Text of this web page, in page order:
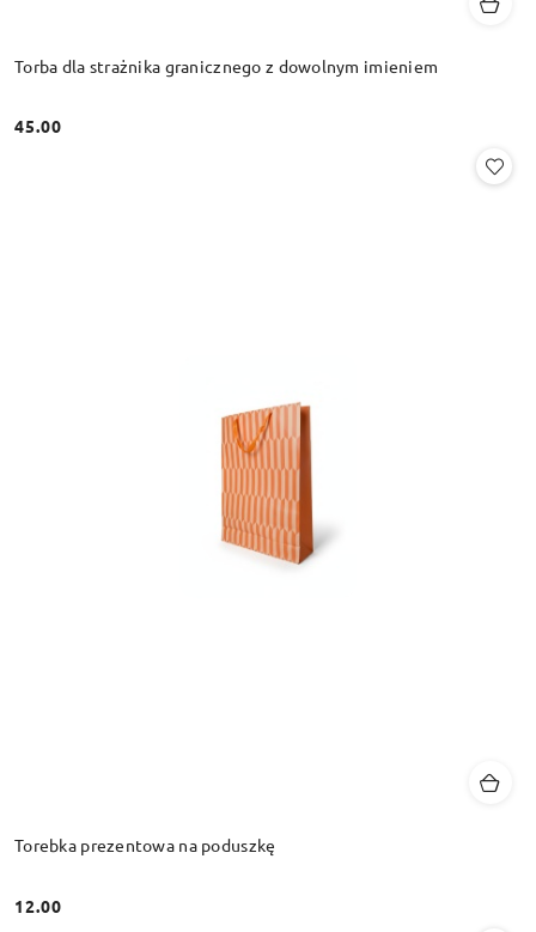
Torba dla strażnika granicznego z dowolnym imieniem
Cena:
45.00
Torebka prezentowa na poduszkę
Cena:
12.00